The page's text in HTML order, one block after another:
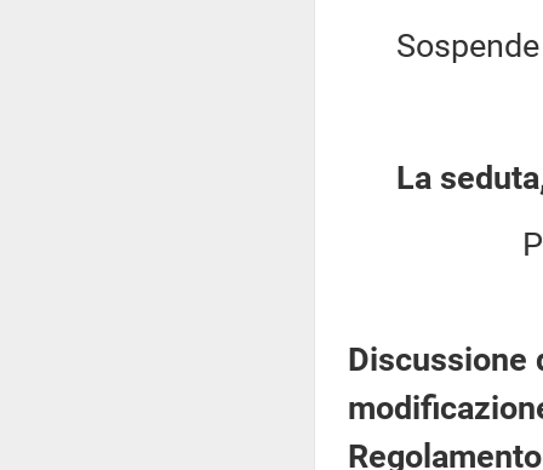
Sospende
La
Discussione